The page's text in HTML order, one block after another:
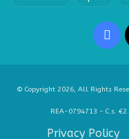
© Copyright 2026, All Rights
REA-0794713 - C.s.
Privacy Policy